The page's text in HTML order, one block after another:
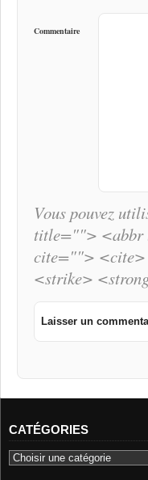
Commentaire
Vous pouvez
title=""> <abbr
cite="">
<strike>
CATÉGORIES